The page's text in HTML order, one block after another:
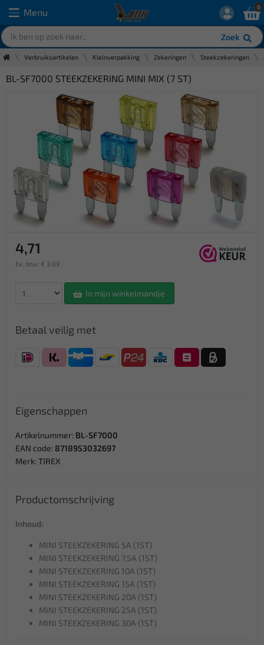
Menu
Zoek
0
Verbruiksartikelen Kleinverpakking Zekeringen Steekzekeringen
BL-SF7000 STEEKZEKERING MINI MIX (7 ST)
4,71
Ex. btw: € 3,89
In mijn winkelmandje
Betaal veilig met
Eigenschappen
Artikelnummer: BL-SF7000
EAN code: 8718953032697
Merk: TIREX
Productomschrijving
Inhoud:
MINI STEEKZEKERING 5A (1ST)
MINI STEEKZEKERING 7,5A (1ST)
MINI STEEKZEKERING 10A (1ST)
MINI STEEKZEKERING 15A (1ST)
MINI STEEKZEKERING 20A (1ST)
MINI STEEKZEKERING 25A (1ST)
MINI STEEKZEKERING 30A (1ST)